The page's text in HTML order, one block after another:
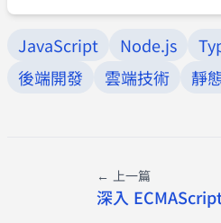
JavaScript Node.js
後端開發
雲端技術 靜
← 上一篇
深入